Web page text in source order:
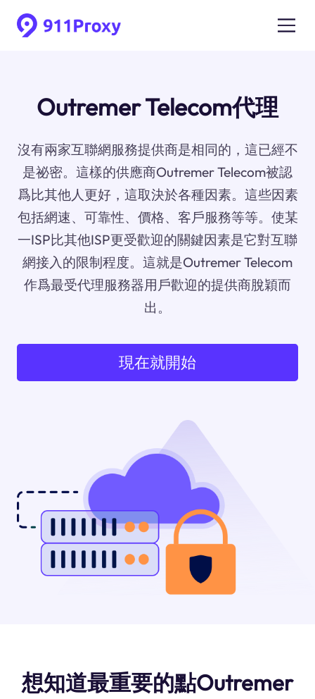
Outremer Telecom代理
沒有兩家互聯網服務提供商是相同的，這已經不
是祕密。這樣的供應商Outremer Telecom被認
爲比其他人更好，這取決於各種因素。這些因素
包括網速、可靠性、價格、客戶服務等等。使某
一ISP比其他ISP更受歡迎的關鍵因素是它對互聯
網接入的限制程度。這就是Outremer Telecom
作爲最受代理服務器用戶歡迎的提供商脫穎而
出。
現在就開始
想知道最重要的點Outremer